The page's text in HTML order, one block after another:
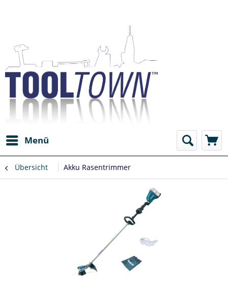
Menü
Übersicht Akku Rasentrimmer